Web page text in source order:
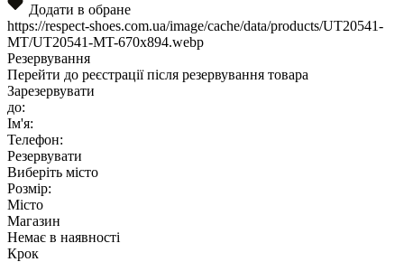
Додати в обране
https://respect-shoes.com.ua/image/cache/data/products/UT20541-
MT/UT20541-MT-670x894.webp
Резервування
Перейти до реєстрації після резервування товара
Зарезервувати
до:
Ім'я:
Телефон:
Резервувати
Виберіть місто
Розмір:
Місто
Магазин
Немає в наявності
Крок